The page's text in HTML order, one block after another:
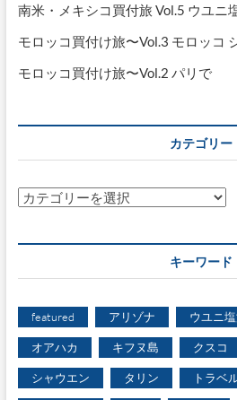
南米・メキシコ買付旅 Vol.5 ウユ
モロッコ買付け旅〜Vol.3 モロッコ
モロッコ買付け旅〜Vol.2 パリで
カテゴリー
カ
ー
キーワード
featured アリゾナ ウユニ
オアハカ キフヌ島 クスコ
シャウエン タリン トラベ